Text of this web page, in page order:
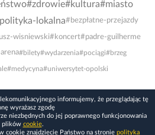
#zdrowie#kultura#miasto
lokalna#bezpłatne-przejazdy
wisniewski#koncert#padre-guilherme
#bilety#wydarzenia#pociągi#brzeg
#medycyna#uniwersytet-opolski
informujemy, że przeglądając tę
wyrażasz zgodę
niezbędnych do jej poprawnego funkcjonowania
plików cookie.
cookie znajdziecie Państwo na stronie polityka